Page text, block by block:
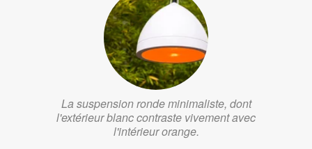
La suspension ronde minimaliste, dont
l'extérieur blanc contraste vivement avec
l'intérieur orange.